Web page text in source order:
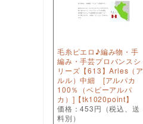
毛糸ピエロ♪編み物・手
編み・手芸プロバンスシ
リーズ【613】Arles（ア
ルル）中細 [アルパカ
100％（ベビーアルパ
カ）]【tk1020point】
価格：453円（税込、送
料別）